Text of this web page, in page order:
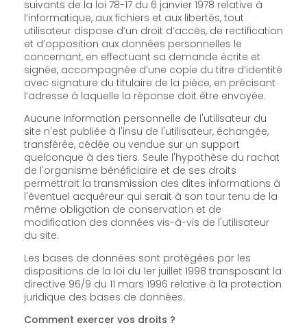
suivants de la loi 78-17 du 6 janvier 1978 relative à
l’informatique, aux fichiers et aux libertés, tout
utilisateur dispose d’un droit d’accès, de rectification
et d’opposition aux données personnelles le
concernant, en effectuant sa demande écrite et
signée, accompagnée d’une copie du titre d’identité
avec signature du titulaire de la pièce, en précisant
l’adresse à laquelle la réponse doit être envoyée.
Aucune information personnelle de l'utilisateur du
site n'est publiée à l'insu de l'utilisateur, échangée,
transférée, cédée ou vendue sur un support
quelconque à des tiers. Seule l'hypothèse du rachat
de l'organisme bénéficiaire et de ses droits
permettrait la transmission des dites informations à
l'éventuel acquéreur qui serait à son tour tenu de la
même obligation de conservation et de
modification des données vis-à-vis de l'utilisateur
du site.
Les bases de données sont protégées par les
dispositions de la loi du 1er juillet 1998 transposant la
directive 96/9 du 11 mars 1996 relative à la protection
juridique des bases de données.
Comment exercer vos droits ?